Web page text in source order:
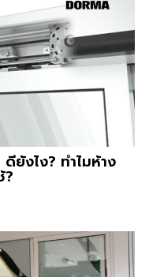
ยังไง? ทำไมห้าง
?